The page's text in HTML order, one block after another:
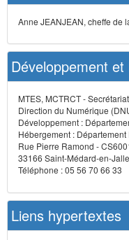
Anne JEANJEAN, cheffe de
Développement
MTES, MCTRCT -
Direction du Numérique
Développement :
Hébergement :
Rue Pierre Ramond -
33166 Saint-Médard-en-
Téléphone : 05 56 70 66 33
Liens hypertextes